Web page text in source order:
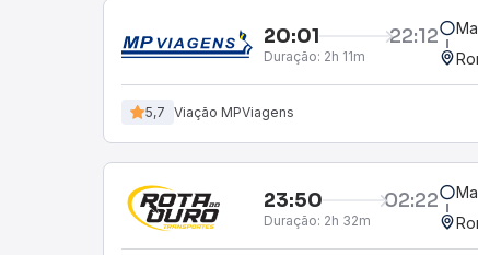
20:01 22:12
Duração: 2h 11m
5,7 Viação MPViagens
23:50 02:22
Duração: 2h 32m